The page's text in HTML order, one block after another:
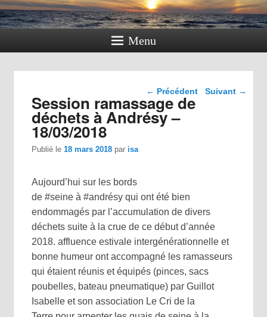
Menu
Navigation dans les
← Précédent Suivant →
Session ramassage de
déchets à Andrésy –
18/03/2018
Publié le18 mars 2018 par isa
Aujourd’hui sur les bords
de#seine à#andrésy qui ont été bien
endommagés par l’accumulation de divers
déchets suite à la crue dece début d’année
2018. affluence estivale intergénérationnelle et
bonne humeur ont accompagné les ramasseurs
qui étaient réunis et équipés (pinces, sacs
poubelles, bateau pneumatique) par Guillot
Isabelle et son association Le Cri de la